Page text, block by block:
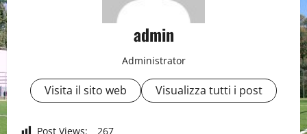
admin
Administrator
Visita il sito web Visualizza tutti i post
Post Views: 267